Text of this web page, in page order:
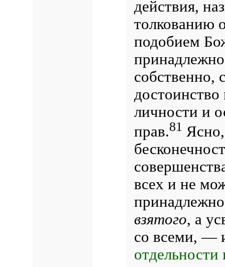
действия,
толкованию
подобием
собственно,
достоинство
личности и
прав.81
всех и не
взятого, а
со всеми, —